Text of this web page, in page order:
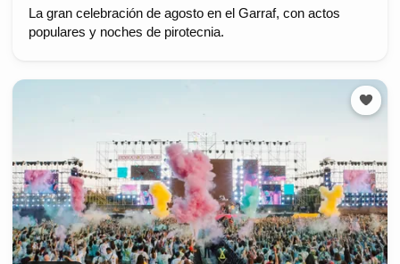
La gran celebración de agosto en el Garraf, con actos
populares y noches de pirotecnia.